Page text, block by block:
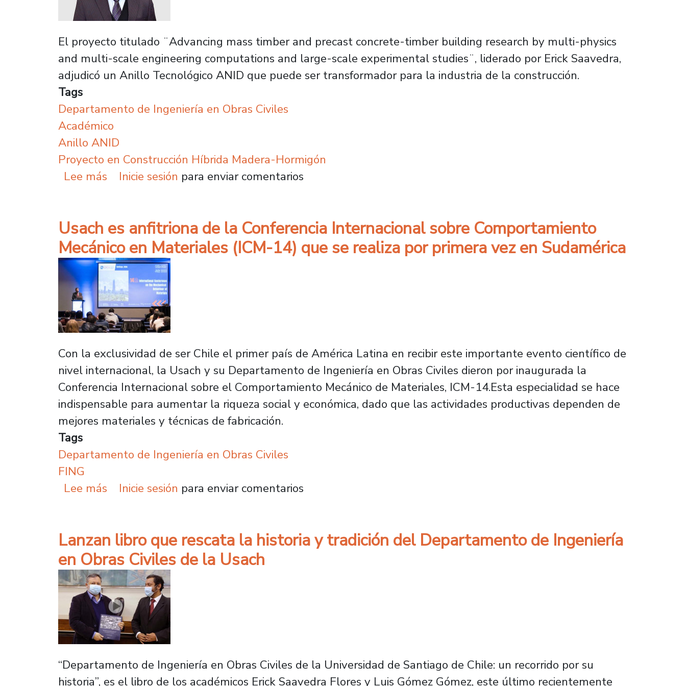
El proyecto titulado ¨Advancing mass timber and precast concrete-timber building research by multi-physics
and multi-scale engineering computations and large-scale experimental studies¨, liderado por Erick Saavedra,
adjudicó un Anillo Tecnológico ANID que puede ser transformador para la industria de la construcción.
Tags
Departamento de Ingeniería en Obras Civiles
Académico
Anillo ANID
Proyecto en Construcción Híbrida Madera-Hormigón
Lee más sobre Usach se adjudica pionero proyecto en construcción híbrida madera-hormigón
Inicie sesión para enviar comentarios
Usach es anfitriona de la Conferencia Internacional sobre Comportamiento
Mecánico en Materiales (ICM-14) que se realiza por primera vez en Sudamérica
Con la exclusividad de ser Chile el primer país de América Latina en recibir este importante evento científico de
nivel internacional, la Usach y su Departamento de Ingeniería en Obras Civiles dieron por inaugurada la
Conferencia Internacional sobre el Comportamiento Mecánico de Materiales, ICM-14.Esta especialidad se hace
indispensable para aumentar la riqueza social y económica, dado que las actividades productivas dependen de
mejores materiales y técnicas de fabricación.
Tags
Departamento de Ingeniería en Obras Civiles
FING
Lee más sobre Usach es anfitriona de la Conferencia Internacional sobre Comportamiento Mecánico en Materiales (ICM-
Inicie sesión para enviar comentarios
Lanzan libro que rescata la historia y tradición del Departamento de Ingeniería
en Obras Civiles de la Usach
“Departamento de Ingeniería en Obras Civiles de la Universidad de Santiago de Chile: un recorrido por su
historia”, es el libro de los académicos Erick Saavedra Flores y Luis Gómez Gómez, este último recientemente